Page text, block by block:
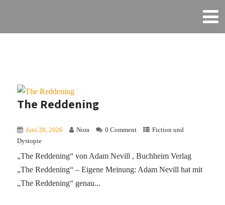
The Reddening
Juni 28, 2026 Nora 0 Comment
Fiction und
Dystopie
„The Reddening“ von Adam Nevill , Buchheim Verlag
„The Reddening“ – Eigene Meinung: Adam Nevill hat mit
„The Reddening“ genau...